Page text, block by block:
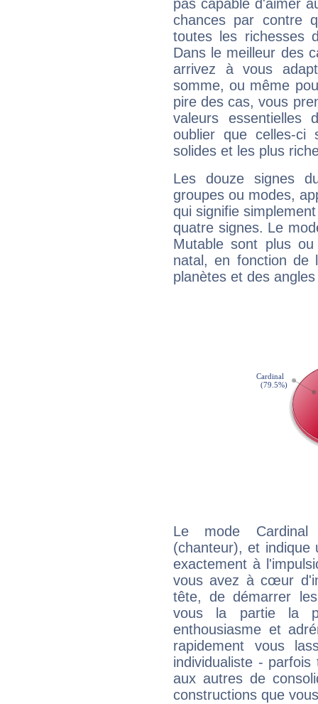
pas capable d'aimer
chances par contre
toutes les richesses
Dans le meilleur des
arrivez à vous
somme, ou même
pire des cas, vous
valeurs
oublier que celles-
solides et les plus
Les douze signes
groupes ou modes,
qui signifie
quatre signes. Le
Mutable sont plus
natal, en fonction de
planètes et des
Le mode Cardinal
(chanteur), et indique
exactement à
vous avez à cœur
tête, de démarrer
vous la partie la
enthousiasme et
rapidement vous
individualiste -
aux autres de
constructions que